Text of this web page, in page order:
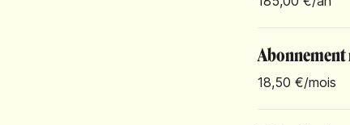
Abonnement
18,50 €/mois